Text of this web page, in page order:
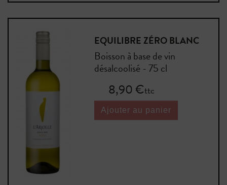
EQUILIBRE ZÉRO BLANC
Boisson à base de vin
désalcoolisé - 75 cl
Prix8,90 €ttc
Ajouter au panier